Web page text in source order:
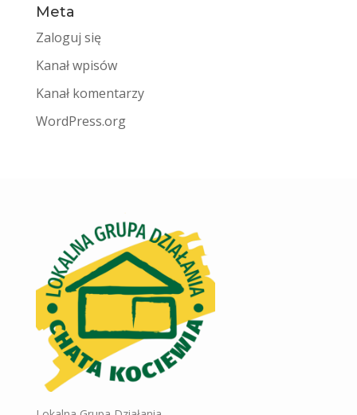
Meta
Zaloguj się
Kanał wpisów
Kanał komentarzy
WordPress.org